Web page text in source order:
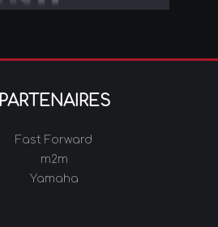
PARTENAIRES
Fast Forward
m2m
Yamaha